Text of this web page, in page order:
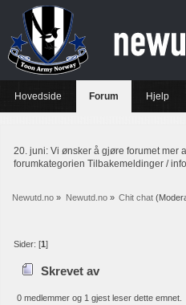
Hovedside Forum Hjelp
20. juni: Vi ønsker å gjøre forumet mer
forumkategorien Tilbakemeldinger /
Newutd.no » Newutd.no» Chit chat
Sider: [1]
Skrevet av
0 medlemmer og 1 gjest leser dette emnet.